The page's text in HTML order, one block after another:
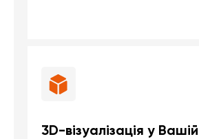
3D-візуалізація у